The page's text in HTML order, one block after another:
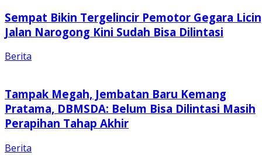
Sempat Bikin Tergelincir Pemotor Gegara
Jalan Narogong Kini Sudah Bisa Dilintasi
Berita
Tampak Megah, Jembatan Baru Kemang
Pratama, DBMSDA: Belum Bisa Dilintasi Masih
Perapihan Tahap Akhir
Berita